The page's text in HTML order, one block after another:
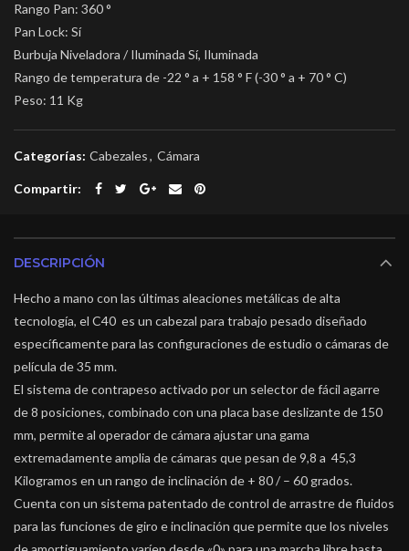
Rango Pan: 360 °
Pan Lock: Sí
Burbuja Niveladora / Iluminada Sí, Iluminada
Rango de temperatura de -22 ° a + 158 ° F (-30 ° a + 70 ° C)
Peso: 11 Kg
Categorías: Cabezales, Cámara
Compartir
DESCRIPCIÓN
Hecho a mano con las últimas aleaciones metálicas de alta
tecnología, el C40 es un cabezal para trabajo pesado diseñado
específicamente para las configuraciones de estudio o cámaras de
película de 35 mm.
El sistema de contrapeso activado por un selector de fácil agarre
de 8 posiciones, combinado con una placa base deslizante de 150
mm, permite al operador de cámara ajustar una gama
extremadamente amplia de cámaras que pesan de 9,8 a 45,3
Kilogramos en un rango de inclinación de + 80 / – 60 grados.
Cuenta con un sistema patentado de control de arrastre de fluidos
para las funciones de giro e inclinación que permite que los niveles